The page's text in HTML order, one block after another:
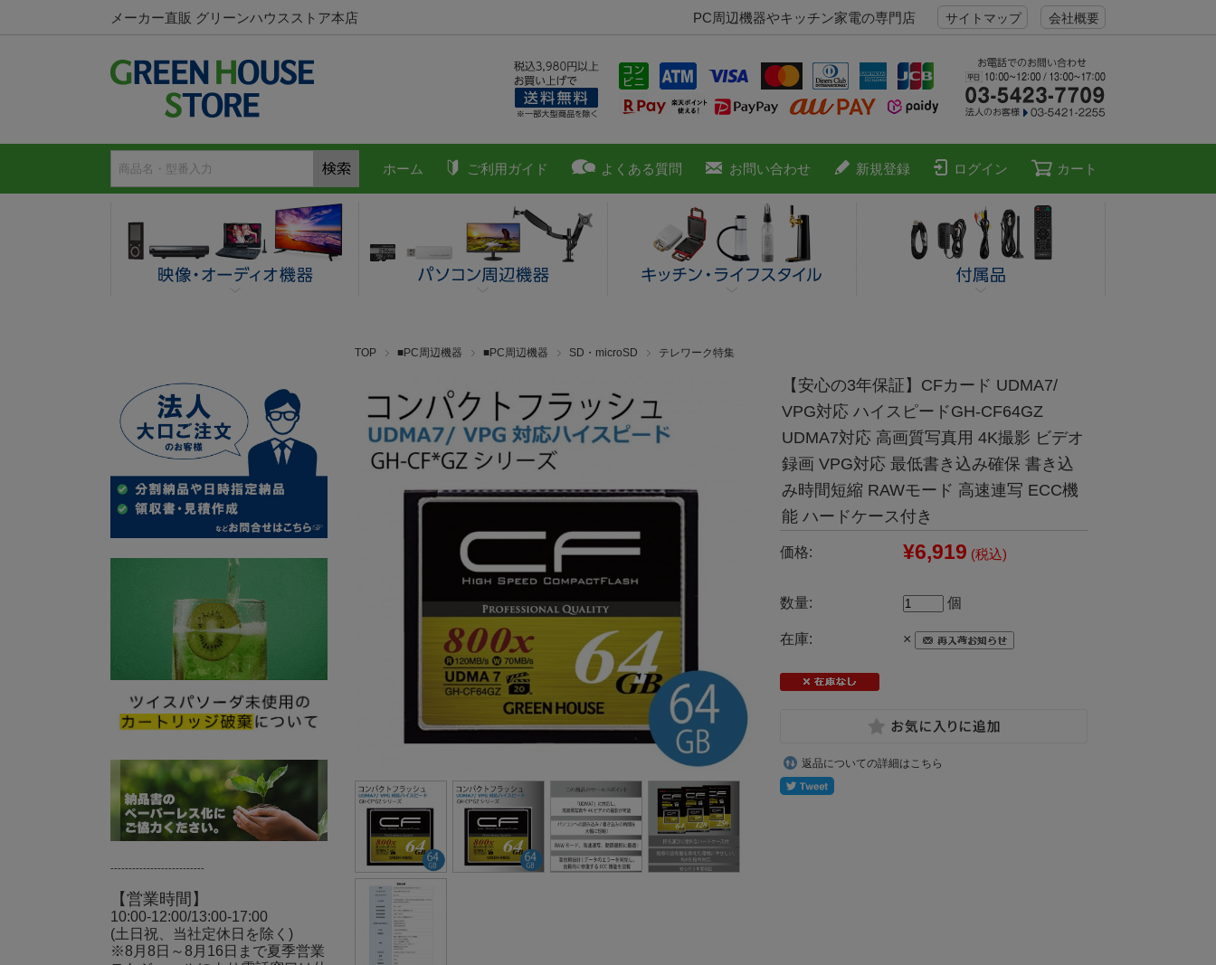
メーカー直販 グリーンハウスストア本店 PC周辺機器やキッチン家電の専門店 サイトマップ 会社概要
ホーム ご利用ガイド よくある質問 お問い合わせ 新規登録 ログイン カート
TOP ■PC周辺機器 ■PC周辺機器 SD・microSD テレワーク特集
【安心の3年保証】CFカード UDMA7/
VPG対応 ハイスピードGH-CF64GZ
UDMA7対応 高画質写真用 4K撮影 ビデオ
録画 VPG対応 最低書き込み確保 書き込
み時間短縮 RAWモード 高速連写 ECC機
能 ハードケース付き
価格: ¥6,919 (税込)
数量: 個
在庫: ×
返品についての詳細はこちら
--------------------------
【営業時間】
10:00-12:00/13:00-17:00
(土日祝、当社定休日を除く)
※8月8日～8月16日まで夏季営業